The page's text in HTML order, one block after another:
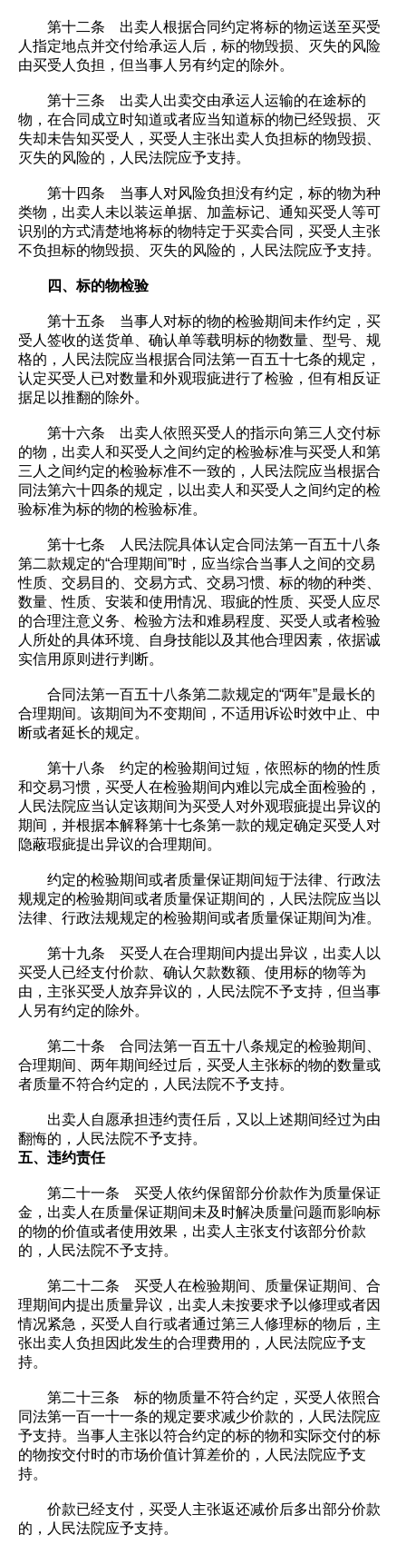
第十二条 出卖人根据合同约定将标的物运送至买受
人指定地点并交付给承运人后，标的物毁损、灭失的风险
由买受人负担，但当事人另有约定的除外。
第十三条 出卖人出卖交由承运人运输的在途标的
物，在合同成立时知道或者应当知道标的物已经毁损、灭
失却未告知买受人，买受人主张出卖人负担标的物毁损、
灭失的风险的，人民法院应予支持。
第十四条 当事人对风险负担没有约定，标的物为种
类物，出卖人未以装运单据、加盖标记、通知买受人等可
识别的方式清楚地将标的物特定于买卖合同，买受人主张
不负担标的物毁损、灭失的风险的，人民法院应予支持。
四、标的物检验
第十五条 当事人对标的物的检验期间未作约定，买
受人签收的送货单、确认单等载明标的物数量、型号、规
格的，人民法院应当根据合同法第一百五十七条的规定，
认定买受人已对数量和外观瑕疵进行了检验，但有相反证
据足以推翻的除外。
第十六条 出卖人依照买受人的指示向第三人交付标
的物，出卖人和买受人之间约定的检验标准与买受人和第
三人之间约定的检验标准不一致的，人民法院应当根据合
同法第六十四条的规定，以出卖人和买受人之间约定的检
验标准为标的物的检验标准。
第十七条 人民法院具体认定合同法第一百五十八条
第二款规定的“合理期间”时，应当综合当事人之间的交易
性质、交易目的、交易方式、交易习惯、标的物的种类、
数量、性质、安装和使用情况、瑕疵的性质、买受人应尽
的合理注意义务、检验方法和难易程度、买受人或者检验
人所处的具体环境、自身技能以及其他合理因素，依据诚
实信用原则进行判断。
合同法第一百五十八条第二款规定的“两年”是最长的
合理期间。该期间为不变期间，不适用诉讼时效中止、中
断或者延长的规定。
第十八条 约定的检验期间过短，依照标的物的性质
和交易习惯，买受人在检验期间内难以完成全面检验的，
人民法院应当认定该期间为买受人对外观瑕疵提出异议的
期间，并根据本解释第十七条第一款的规定确定买受人对
隐蔽瑕疵提出异议的合理期间。
约定的检验期间或者质量保证期间短于法律、行政法
规规定的检验期间或者质量保证期间的，人民法院应当以
法律、行政法规规定的检验期间或者质量保证期间为准。
第十九条 买受人在合理期间内提出异议，出卖人以
买受人已经支付价款、确认欠款数额、使用标的物等为
由，主张买受人放弃异议的，人民法院不予支持，但当事
人另有约定的除外。
第二十条 合同法第一百五十八条规定的检验期间、
合理期间、两年期间经过后，买受人主张标的物的数量或
者质量不符合约定的，人民法院不予支持。
出卖人自愿承担违约责任后，又以上述期间经过为由
翻悔的，人民法院不予支持。
五、违约责任
第二十一条 买受人依约保留部分价款作为质量保证
金，出卖人在质量保证期间未及时解决质量问题而影响标
的物的价值或者使用效果，出卖人主张支付该部分价款
的，人民法院不予支持。
第二十二条 买受人在检验期间、质量保证期间、合
理期间内提出质量异议，出卖人未按要求予以修理或者因
情况紧急，买受人自行或者通过第三人修理标的物后，主
张出卖人负担因此发生的合理费用的，人民法院应予支
持。
第二十三条 标的物质量不符合约定，买受人依照合
同法第一百一十一条的规定要求减少价款的，人民法院应
予支持。当事人主张以符合约定的标的物和实际交付的标
的物按交付时的市场价值计算差价的，人民法院应予支
持。
价款已经支付，买受人主张返还减价后多出部分价款
的，人民法院应予支持。